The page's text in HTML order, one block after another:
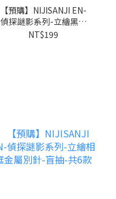
【預購】NIJISANJI EN-
偵探謎影系列-立繪黑膠
唱片杯墊-Kaelix
NT$199